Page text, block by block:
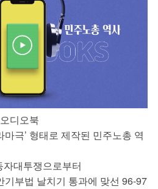
디오북
극’ 형태로 제작된 민주노총 역
대투쟁으로부터
기부법 날치기 통과에 맞선 96-97